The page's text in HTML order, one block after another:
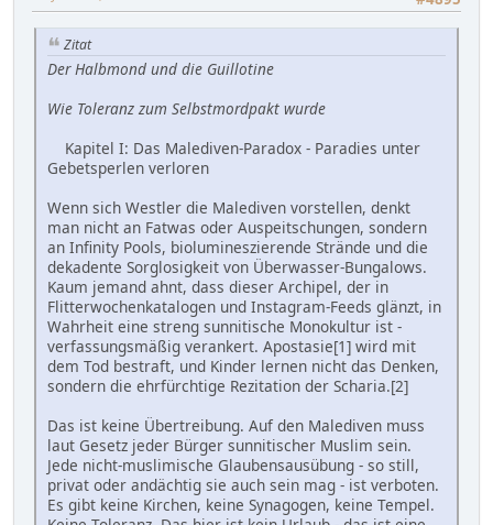
Zitat
Der Halbmond und die Guillotine
Wie Toleranz zum Selbstmordpakt wurde
Kapitel I: Das Malediven-Paradox - Paradies unter
Gebetsperlen verloren
Wenn sich Westler die Malediven vorstellen, denkt
man nicht an Fatwas oder Auspeitschungen, sondern
an Infinity Pools, biolumineszierende Strände und die
dekadente Sorglosigkeit von Überwasser-Bungalows.
Kaum jemand ahnt, dass dieser Archipel, der in
Flitterwochenkatalogen und Instagram-Feeds glänzt, in
Wahrheit eine streng sunnitische Monokultur ist -
verfassungsmäßig verankert. Apostasie[1] wird mit
dem Tod bestraft, und Kinder lernen nicht das Denken,
sondern die ehrfürchtige Rezitation der Scharia.[2]
Das ist keine Übertreibung. Auf den Malediven muss
laut Gesetz jeder Bürger sunnitischer Muslim sein.
Jede nicht-muslimische Glaubensausübung - so still,
privat oder andächtig sie auch sein mag - ist verboten.
Es gibt keine Kirchen, keine Synagogen, keine Tempel.